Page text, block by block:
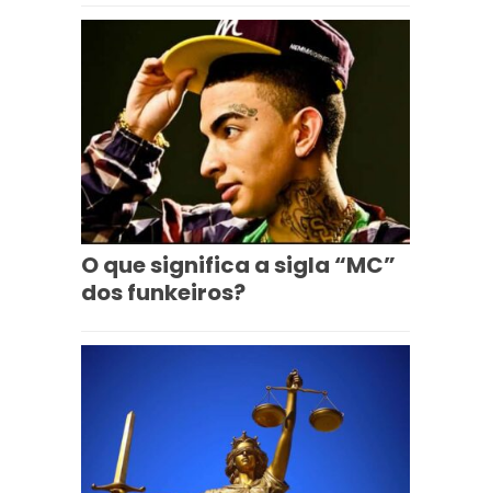
O que significa a sigla “MC”
dos funkeiros?